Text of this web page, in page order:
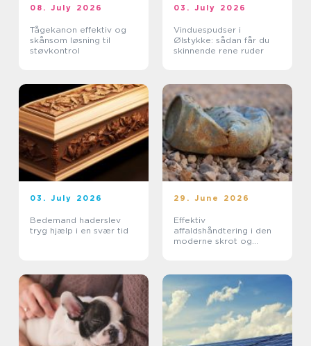
08. July 2026
Tågekanon effektiv og
skånsom løsning til
støvkontrol
03. July 2026
Vinduespudser i
Ølstykke: sådan får du
skinnende rene ruder
03. July 2026
Bedemand haderslev
tryg hjælp i en svær tid
29. June 2026
Effektiv
affaldshåndtering i den
moderne skrot og